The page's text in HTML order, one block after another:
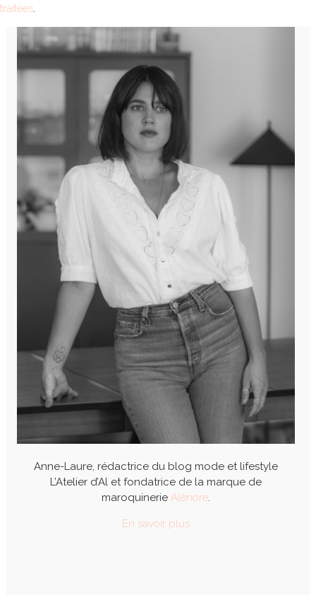
traitées.
Anne-Laure, rédactrice du blog mode et lifestyle
L’Atelier d’Al et fondatrice de la marque de
maroquinerie Alénore.
En savoir plus